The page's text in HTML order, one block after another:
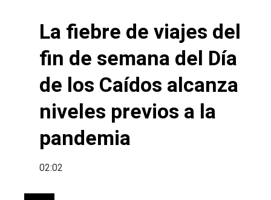
La fiebre de viajes del
fin de semana del Día
de los Caídos alcanza
niveles previos a la
pandemia
02:02